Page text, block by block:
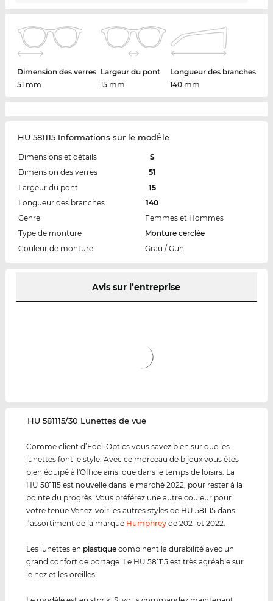
Dimension des verres
51 mm
Largeur du pont
15 mm
Longueur des branches
140 mm
HU 581115 Informations sur le modÈle
Dimensions et détails
S
Dimension des verres
51
Largeur du pont
15
Longueur des branches
140
Genre
Femmes et Hommes
Type de monture
Monture cerclée
Couleur de monture
Grau / Gun
Avis sur l’entreprise
‌HU 581115/30 Lunettes de vue
Comme client d’Edel-Optics vous savez bien sur que les
lunettes font le style. Avec ce morceau de bijoux vous êtes
bien équipé à l'Office ainsi que dans le temps de loisirs. La
HU 581115 est nouvelle dans le marché 2022, pour rester à la
pointe du progrès. Vous préférez une autre couleur pour
votre tenue Venez-voir les autres styles de HU 581115 dans
l’assortiment de la marque Humphrey de 2021 et 2022.
Les lunettes en plastique combinent la durabilité avec un
grand confort de portage. Le HU 581115 est très agréable sur
le nez et les oreilles.